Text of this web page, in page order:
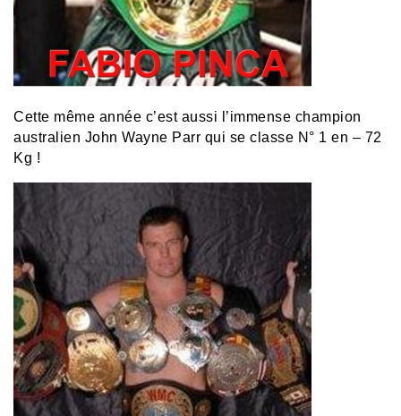
Cette même année c’est aussi l’immense champion
australien John Wayne Parr qui se classe N° 1 en – 72
Kg !